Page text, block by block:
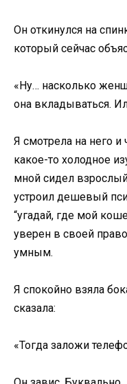
Он откинулся на
который сейчас
«Ну… насколько
она вкладываться.
Я смотрела на него и
какое-то холодное
мной сидел
устроил дешевый
“угадай, где мой
уверен в своей
умным.
Я спокойно взяла
сказала:
«Тогда заложи